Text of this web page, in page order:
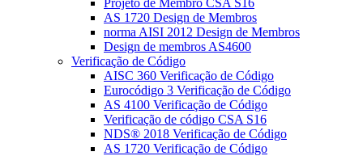
Projeto de Membro CSA S16
AS 1720 Design de Membros
norma AISI 2012 Design de Membros
Design de membros AS4600
Verificação de Código
AISC 360 Verificação de Código
Eurocódigo 3 Verificação de Código
AS 4100 Verificação de Código
Verificação de código CSA S16
NDS® 2018 Verificação de Código
AS 1720 Verificação de Código